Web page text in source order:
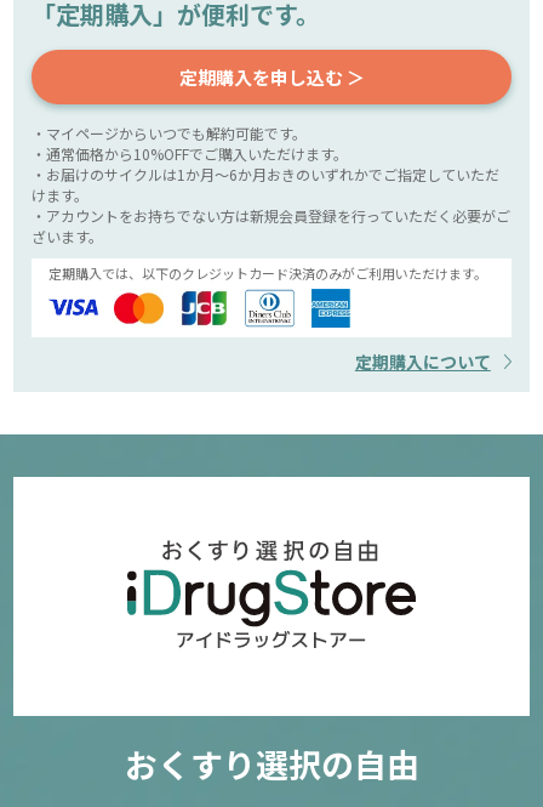
「定期購入」が便利です。
定期購入を申し込む ＞
・マイページからいつでも解約可能です。
・通常価格から10%OFFでご購入いただけます。
・お届けのサイクルは1か月～6か月おきのいずれかでご指定していただ
けます。
・アカウントをお持ちでない方は新規会員登録を行っていただく必要がご
ざいます。
定期購入では、以下のクレジットカード決済のみがご利用いただけます。
定期購入について
おくすり選択の自由